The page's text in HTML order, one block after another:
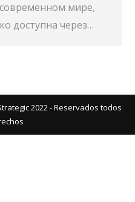
мире,
доступна через…
2022 - Reservados todos